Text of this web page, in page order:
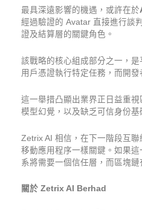
最具深遠影響的機遇，或許在於
經過驗證的 Avatar 直接進行談
證及結算層的關鍵角色。
該戰略的核心組成部分之一，是
用戶憑證執行特定任務，而開
這一舉措凸顯出業界正日益重
模型幻覺，以及缺乏可信身份
Zetrix AI 相信，在下一階段互
移動應用程序一樣關鍵。如果
系將需要一個信任層，而區塊鏈
關於 Zetrix AI Berhad